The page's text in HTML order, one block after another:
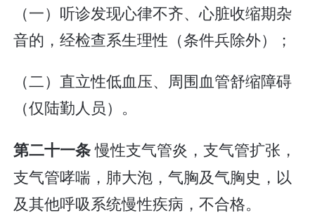
（一）听诊发现心律不齐、心脏收缩期杂
音的，经检查系生理性（条件兵除外）；
（二）直立性低血压、周围血管舒缩障碍
（仅陆勤人员）。
第二十一条慢性支气管炎，支气管扩张，
支气管哮喘，肺大泡，气胸及气胸史，以
及其他呼吸系统慢性疾病，不合格。